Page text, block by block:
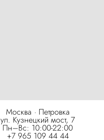
Москва · Петровка
ул. Кузнецкий мост, 7
Пн–Вс: 10:00-22:00
+7 965 109 44 44